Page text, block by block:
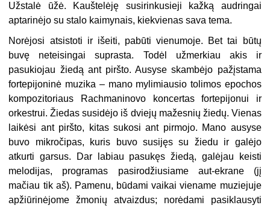
Užstalė ūžė. Kauštelėję susirinkusieji kažką audringai
aptarinėjo su stalo kaimynais, kiekvienas sava tema.
Norėjosi atsistoti ir išeiti, pabūti vienumoje. Bet tai būtų
buvę neteisingai suprasta. Todėl užmerkiau akis ir
pasukiojau žiedą ant piršto. Ausyse skambėjo pažįstama
fortepijoninė muzika – mano mylimiausio tolimos epochos
kompozitoriaus Rachmaninovo koncertas fortepijonui ir
orkestrui. Žiedas susidėjo iš dviejų mažesnių žiedų. Vienas
laikėsi ant piršto, kitas sukosi ant pirmojo. Mano ausyse
buvo mikročipas, kuris buvo susijęs su žiedu ir galėjo
atkurti garsus. Dar labiau pasukęs žiedą, galėjau keisti
melodijas, programas pasirodžiusiame aut-ekrane (jį
mačiau tik aš). Pamenu, būdami vaikai viename muziejuje
apžiūrinėjome žmonių atvaizdus; norėdami pasiklausyti